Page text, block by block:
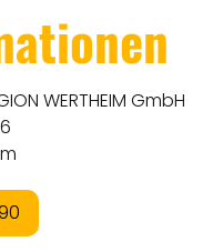
WERTHEIM GmbH